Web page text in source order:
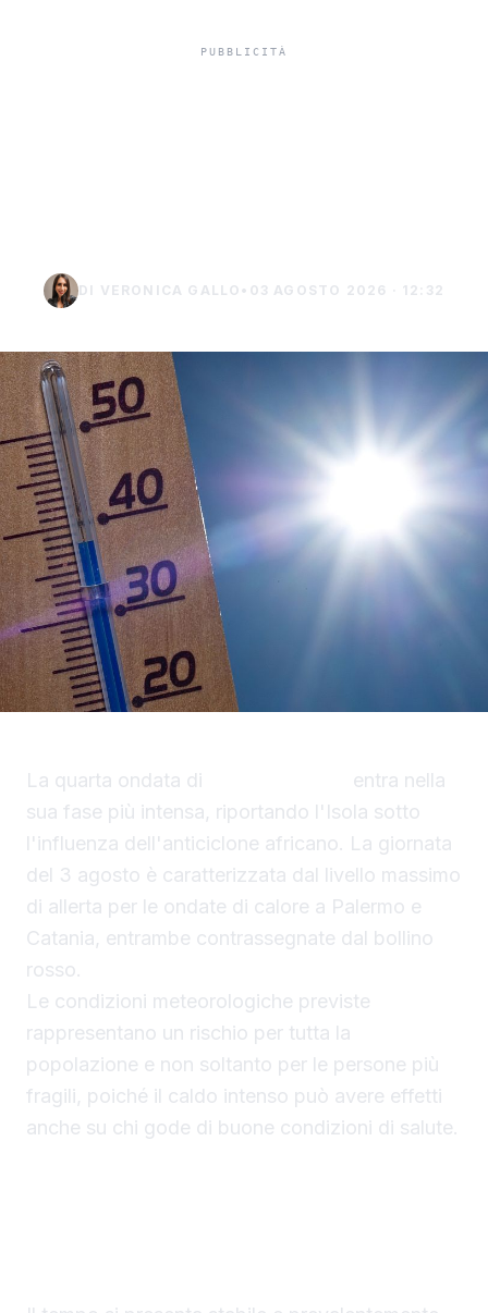
DI VERONICA GALLO • 03 AGOSTO 2026 · 12:32
La quarta ondata di
entra nella
sua fase più intensa, riportando l'Isola sotto
l'influenza dell'anticiclone africano. La giornata
del 3 agosto è caratterizzata dal livello massimo
di allerta per le ondate di calore a Palermo e
Catania, entrambe contrassegnate dal bollino
rosso.
Le condizioni meteorologiche previste
rappresentano un rischio per tutta la
popolazione e non soltanto per le persone più
fragili, poiché il caldo intenso può avere effetti
anche su chi gode di buone condizioni di salute.